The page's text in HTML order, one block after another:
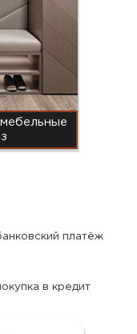
платёж
в кредит